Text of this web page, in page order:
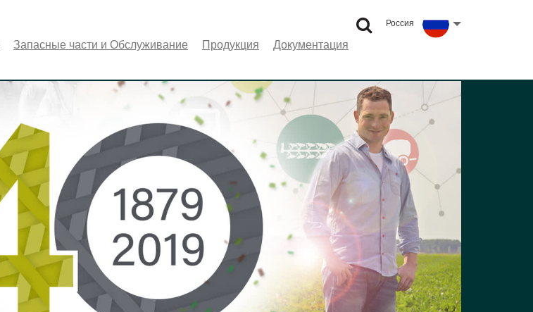
Россия
Select language
Запасные части и Обслуживание Продукция Документация